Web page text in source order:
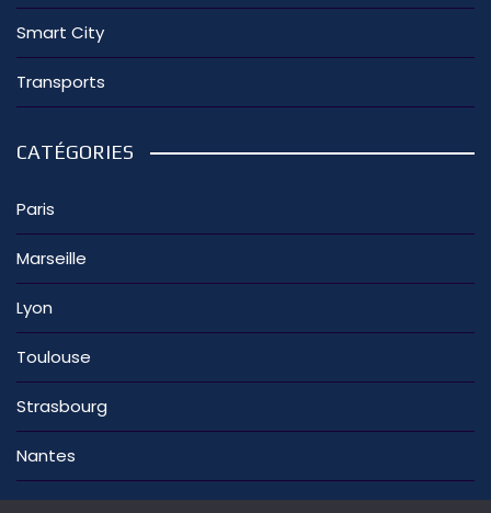
Smart City
Transports
CATÉGORIES
Paris
Marseille
Lyon
Toulouse
Strasbourg
Nantes